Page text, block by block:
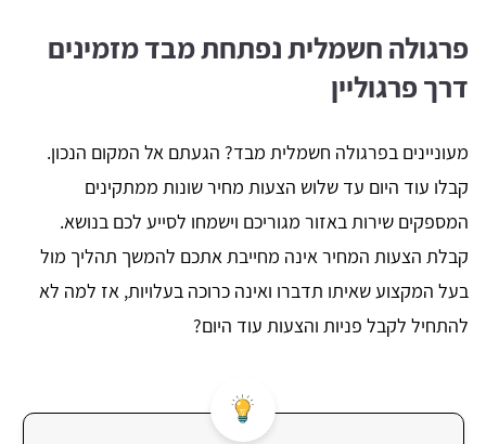
פרגולה חשמלית נפתחת מבד מזמינים
דרך פרגוליין
מעוניינים בפרגולה חשמלית מבד? הגעתם אל המקום הנכון.
קבלו עוד היום עד שלוש הצעות מחיר שונות ממתקינים
המספקים שירות באזור מגוריכם וישמחו לסייע לכם בנושא.
קבלת הצעות המחיר אינה מחייבת אתכם להמשך תהליך מול
בעל המקצוע שאיתו תדברו ואינה כרוכה בעלויות, אז למה לא
להתחיל לקבל פניות והצעות עוד היום?